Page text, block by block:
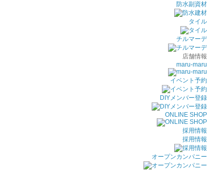
防水副資材
タイル
チルマーデ
店舗情報
maru-maru
イベント予約
DIYメンバー登録
ONLINE SHOP
採用情報
採用情報
オープンカンパニー